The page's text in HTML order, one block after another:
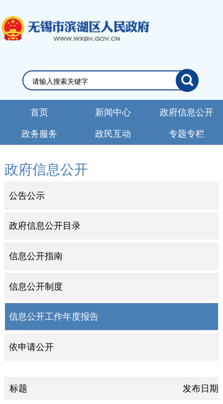
首页 新闻中心 政府信息公开
政务服务 政民互动 专题专栏
政府信息公开
公告公示
政府信息公开目录
信息公开指南
信息公开制度
信息公开工作年度报告
依申请公开
标题 发布日期